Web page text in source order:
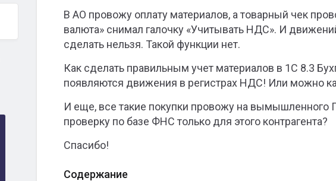
В АО провожу оплату материалов, а товарный чек
валюта» снимал галочку «Учитывать НДС». И
сделать нельзя. Такой функции нет.
Как сделать правильным учет материалов в 1С 8.3
появляются движения в регистрах НДС! Или можно
И еще, все такие покупки провожу на вымышленного
проверку по базе ФНС только для этого контрагента?
Спасибо!
Содержание